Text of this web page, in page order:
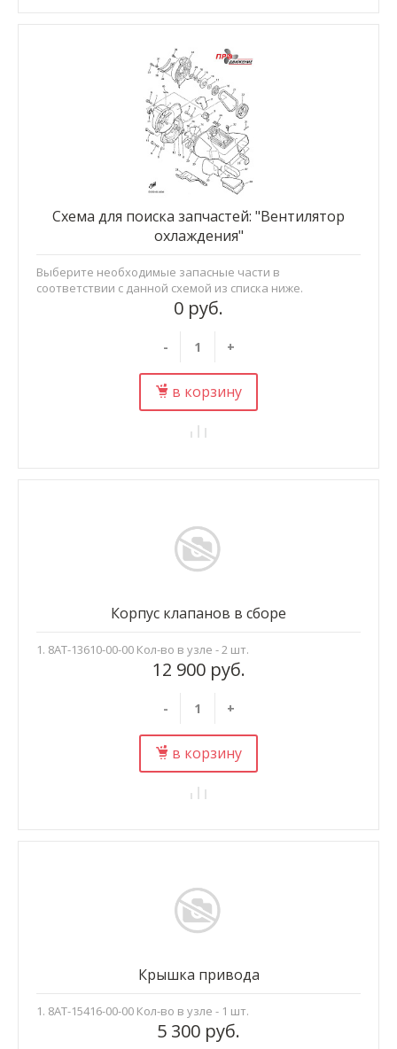
0 руб.
- +
в корзину
Схема для поиска запчастей: "Вентилятор
охлаждения"
Выберите необходимые запасные части в
соответствии с данной схемой из списка ниже.
12 900 руб.
- +
в корзину
Корпус клапанов в сборе
1. 8AT-13610-00-00 Кол-во в узле - 2 шт.
5 300 руб.
Крышка привода
1. 8AT-15416-00-00 Кол-во в узле - 1 шт.